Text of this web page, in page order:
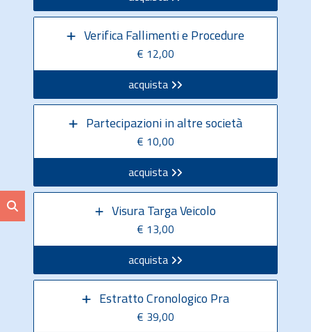
Verifica Fallimenti e Procedure
€ 12,00
acquista
Partecipazioni in altre società
€ 10,00
acquista
Visura Targa Veicolo
€ 13,00
acquista
Estratto Cronologico Pra
€ 39,00